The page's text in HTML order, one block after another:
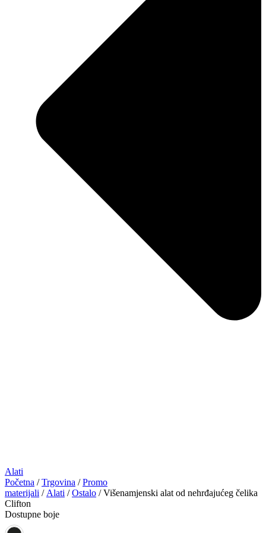
Alati
Početna /Trgovina /Promo
materijali / Alati /Ostalo / Višenamjenski alat od nehrđajućeg čelika
Clifton
Dostupne boje